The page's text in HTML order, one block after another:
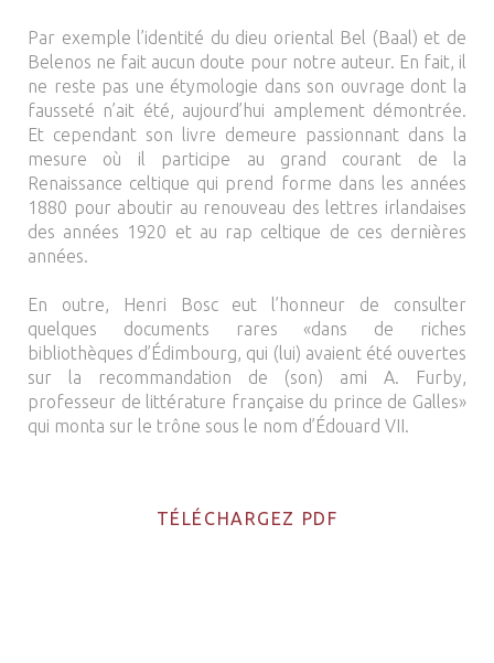
Par exemple l’identité du dieu oriental Bel (Baal) et de
Belenos ne fait aucun doute pour notre auteur. En fait, il
ne reste pas une étymologie dans son ouvrage dont la
fausseté n’ait été, aujourd’hui amplement démontrée.
Et cependant son livre demeure passionnant dans la
mesure où il participe au grand courant de la
Renaissance celtique qui prend forme dans les années
1880 pour aboutir au renouveau des lettres irlandaises
des années 1920 et au rap celtique de ces dernières
années.
En outre, Henri Bosc eut l’honneur de consulter
quelques documents rares «dans de riches
bibliothèques d’Édimbourg, qui (lui) avaient été ouvertes
sur la recommandation de (son) ami A. Furby,
professeur de littérature française du prince de Galles»
qui monta sur le trône sous le nom d’Édouard VII.
TÉLÉCHARGEZ PDF